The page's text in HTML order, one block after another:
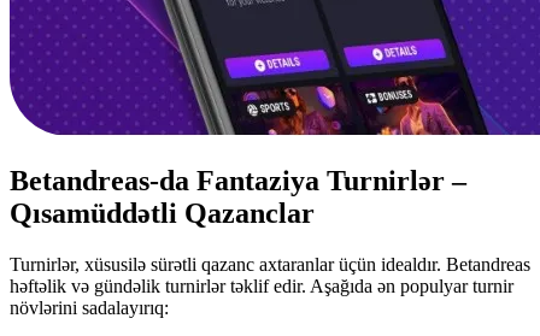
Betandreas-da Fantaziya Turnirlər –
Qısamüddətli Qazanclar
Turnirlər, xüsusilə sürətli qazanc axtaranlar üçün idealdır. Betandreas
həftəlik və gündəlik turnirlər təklif edir. Aşağıda ən populyar turnir
növlərini sadalayırıq: